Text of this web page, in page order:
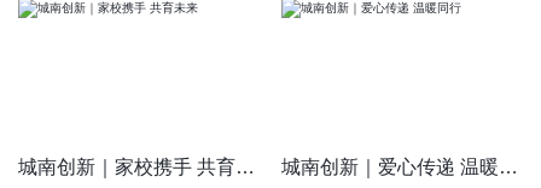
城南创新｜家校携手 共育未来 城南创新｜爱心传递 温暖同行